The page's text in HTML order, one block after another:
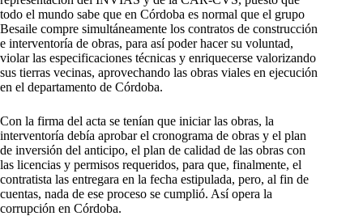
todo el mundo sabe que en Córdoba es normal que el grupo
Besaile compre simultáneamente los contratos de construcción
e interventoría de obras, para así poder hacer su voluntad,
violar las especificaciones técnicas y enriquecerse valorizando
sus tierras vecinas, aprovechando las obras viales en ejecución
en el departamento de Córdoba.
Con la firma del acta se tenían que iniciar las obras, la
interventoría debía aprobar el cronograma de obras y el plan
de inversión del anticipo, el plan de calidad de las obras con
las licencias y permisos requeridos, para que, finalmente, el
contratista las entregara en la fecha estipulada, pero, al fin de
cuentas, nada de ese proceso se cumplió. Así opera la
corrupción en Córdoba.